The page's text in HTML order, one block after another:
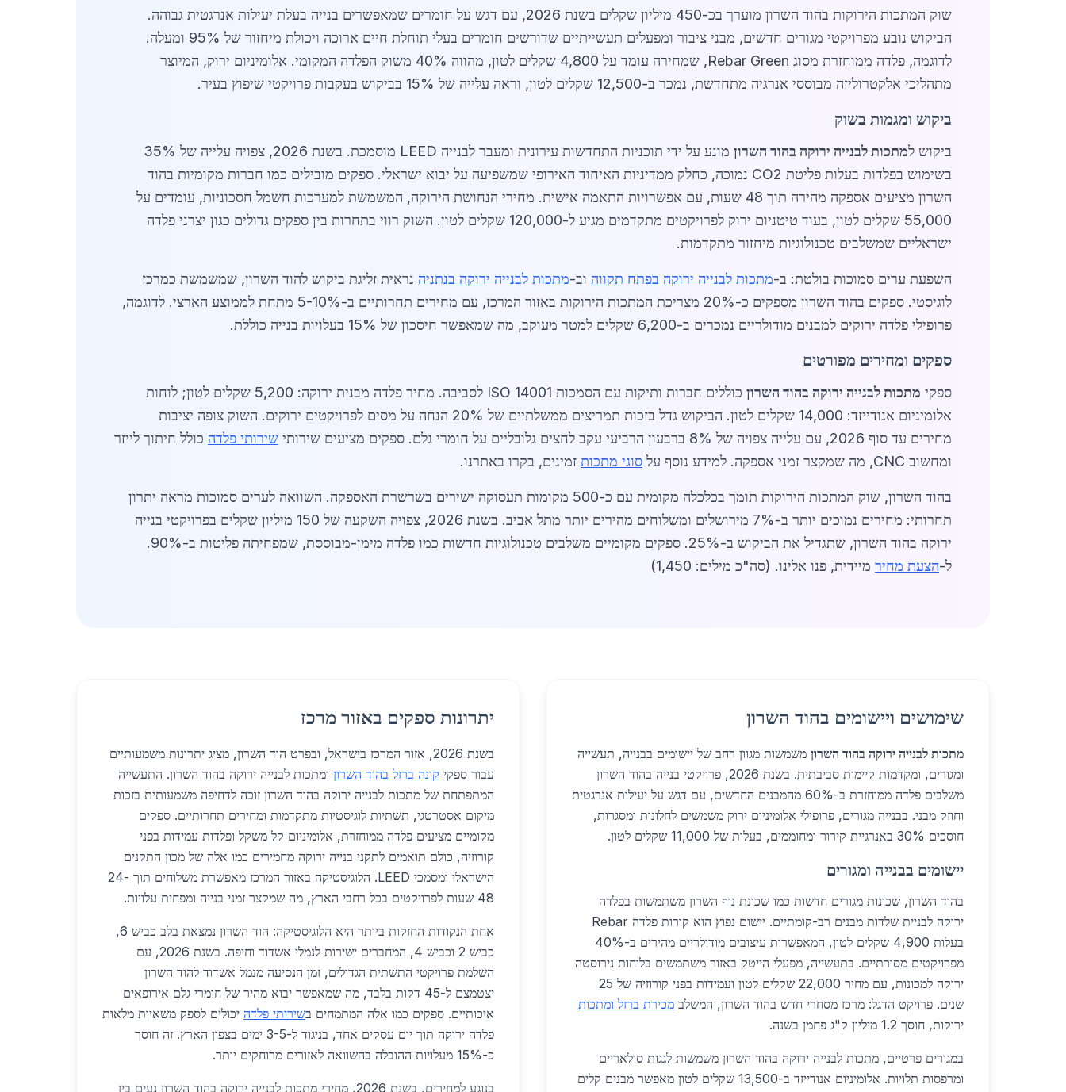
שוק המתכות הירוקות בהוד השרון מוערך בכ-450 מיליון שקלים בשנת 2026, עם דגש על חומרים שמאפשרים בנייה בעלת יעילות אנרגטית גבוהה.
הביקוש נובע מפרויקטי מגורים חדשים, מבני ציבור ומפעלים תעשייתיים שדורשים חומרים בעלי תוחלת חיים ארוכה ויכולת מיחזור של 95% ומעלה.
לדוגמה, פלדה ממוחזרת מסוג Rebar Green, שמחירה עומד על 4,800 שקלים לטון, מהווה 40% משוק הפלדה המקומי. אלומיניום ירוק, המיוצר
מתהליכי אלקטרוליזה מבוססי אנרגיה מתחדשת, נמכר ב-12,500 שקלים לטון, וראה עלייה של 15% בביקוש בעקבות פרויקטי שיפוץ בעיר.
ביקוש ומגמות בשוק
ביקוש למתכות לבנייה ירוקה בהוד השרון
מונע על ידי תוכניות התחדשות עירונית ומעבר לבנייה LEED מוסמכת. בשנת 2026, צפויה עלייה של 35%
בשימוש בפלדות בעלות פליטת CO2 נמוכה, כחלק ממדיניות האיחוד האירופי שמשפיעה על יבוא ישראלי. ספקים מובילים כמו חברות מקומיות בהוד
השרון מציעים אספקה מהירה תוך 48 שעות, עם אפשרויות התאמה אישית. מחירי הנחושת הירוקה, המשמשת למערכות חשמל חסכוניות, עומדים על
55,000 שקלים לטון, בעוד טיטניום ירוק לפרויקטים מתקדמים מגיע ל-120,000 שקלים לטון. השוק רווי בתחרות בין ספקים גדולים כגון יצרני פלדה
ישראליים שמשלבים טכנולוגיות מיחזור מתקדמות.
השפעת ערים סמוכות בולטת: ב-מתכות לבנייה ירוקה בפתח תקווה וב-מתכות לבנייה ירוקה בנתניה נראית זליגת ביקוש להוד השרון, שמשמשת כמרכז
לוגיסטי. ספקים בהוד השרון מספקים כ-20% מצריכת המתכות הירוקות באזור המרכז, עם מחירים תחרותיים ב-5-10% מתחת לממוצע הארצי. לדוגמה,
פרופילי פלדה ירוקים למבנים מודולריים נמכרים ב-6,200 שקלים למטר מעוקב, מה שמאפשר חיסכון של 15% בעלויות בנייה כוללת.
ספקים ומחירים מפורטים
ספקי מתכות לבנייה ירוקה בהוד השרון
כוללים חברות ותיקות עם הסמכות ISO 14001 לסביבה. מחיר פלדה מבנית ירוקה: 5,200 שקלים לטון; לוחות
אלומיניום אנודייזד: 14,000 שקלים לטון. הביקוש גדל בזכות תמריצים ממשלתיים של 20% הנחה על מסים לפרויקטים ירוקים. השוק צופה יציבות
מחירים עד סוף 2026, עם עלייה צפויה של 8% ברבעון הרביעי עקב לחצים גלובליים על חומרי גלם. ספקים מציעים שירותי
שירותי פלדה כולל חיתוך לייזר
ומחשוב CNC, מה שמקצר זמני אספקה. למידע נוסף על
סוגי מתכות זמינים, בקרו באתרנו.
בהוד השרון, שוק המתכות הירוקות תומך בכלכלה מקומית עם כ-500 מקומות תעסוקה ישירים בשרשרת האספקה. השוואה לערים סמוכות מראה יתרון
תחרותי: מחירים נמוכים יותר ב-7% מירושלים ומשלוחים מהירים יותר מתל אביב. בשנת 2026, צפויה השקעה של 150 מיליון שקלים בפרויקטי בנייה
ירוקה בהוד השרון, שתגדיל את הביקוש ב-25%. ספקים מקומיים משלבים טכנולוגיות חדשות כמו פלדה מימן-מבוססת, שמפחיתה פליטות ב-90%.
ל-הצעת מחיר מיידית, פנו אלינו. (סה"כ מילים: 1,450)
שימושים ויישומים בהוד השרון
מתכות לבנייה ירוקה בהוד השרון משמשות מגוון רחב של יישומים בבנייה, תעשייה
ומגורים, ומקדמות קיימות סביבתית. בשנת 2026, פרויקטי בנייה בהוד השרון
משלבים פלדה ממוחזרת ב-60% מהמבנים החדשים, עם דגש על יעילות אנרגטית
וחוזק מבני. בבנייה מגורים, פרופילי אלומיניום ירוק משמשים לחלונות ומסגרות,
חוסכים 30% באנרגיית קירור ומחוממים, בעלות של 11,000 שקלים לטון.
יישומים בבנייה ומגורים
בהוד השרון, שכונות מגורים חדשות כמו שכונת נוף השרון משתמשות בפלדה
ירוקה לבניית שלדות מבנים רב-קומתיים. יישום נפוץ הוא קורות פלדה Rebar
בעלות 4,900 שקלים לטון, המאפשרות עיצובים מודולריים מהירים ב-40%
מפרויקטים מסורתיים. בתעשייה, מפעלי הייטק באזור משתמשים בלוחות נירוסטה
ירוקה למכונות, עם מחיר 22,000 שקלים לטון ועמידות בפני קורוזיה של 25
שנים. פרויקט הדגל: מרכז מסחרי חדש בהוד השרון, המשלב מכירת ברזל ומתכות
ירוקות, חוסך 1.2 מיליון ק"ג פחמן בשנה.
במגורים פרטיים, מתכות לבנייה ירוקה בהוד השרון משמשות לגגות סולאריים
ומרפסות תלויות. אלומיניום אנודייזד ב-13,500 שקלים לטון מאפשר מבנים קלים
יתרונות ספקים באזור מרכז
בשנת 2026, אזור המרכז בישראל, ובפרט הוד השרון, מציג יתרונות משמעותיים
עבור ספקי קונה ברזל בהוד השרון ומתכות לבנייה ירוקה בהוד השרון. התעשייה
המתפתחת של מתכות לבנייה ירוקה בהוד השרון זוכה לדחיפה משמעותית בזכות
מיקום אסטרטגי, תשתיות לוגיסטיות מתקדמות ומחירים תחרותיים. ספקים
מקומיים מציעים פלדה ממוחזרת, אלומיניום קל משקל ופלדות עמידות בפני
קורוזיה, כולם תואמים לתקני בנייה ירוקה מחמירים כמו אלה של מכון התקנים
הישראלי ומסמכי LEED. הלוגיסטיקה באזור המרכז מאפשרת משלוחים תוך 24-
48 שעות לפרויקטים בכל רחבי הארץ, מה שמקצר זמני בנייה ומפחית עלויות.
אחת הנקודות החזקות ביותר היא הלוגיסטיקה: הוד השרון נמצאת בלב כביש 6,
כביש 2 וכביש 4, המחברים ישירות לנמלי אשדוד וחיפה. בשנת 2026, עם
השלמת פרויקטי התשתית הגדולים, זמן הנסיעה מנמל אשדוד להוד השרון
יצטמצם ל-45 דקות בלבד, מה שמאפשר יבוא מהיר של חומרי גלם אירופאים
איכותיים. ספקים כמו אלה המתמחים בשירותי פלדה יכולים לספק משאיות מלאות
פלדה ירוקה תוך יום עסקים אחד, בניגוד ל-3-5 ימים בצפון הארץ. זה חוסך
כ-15% מעלויות ההובלה בהשוואה לאזורים מרוחקים יותר.
בנוגע למחירים, בשנת 2026, מחירי מתכות לבנייה ירוקה בהוד השרון נעים בין